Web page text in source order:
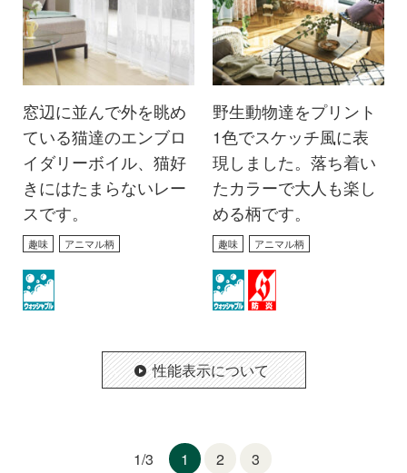
窓辺に並んで外を眺め
ている猫達のエンブロ
イダリーボイル、猫好
きにはたまらないレー
スです。
趣味 アニマル柄
野生動物達をプリント
1色でスケッチ風に表
現しました。落ち着い
たカラーで大人も楽し
める柄です。
趣味 アニマル柄
性能表示について
1/3 1 2 3